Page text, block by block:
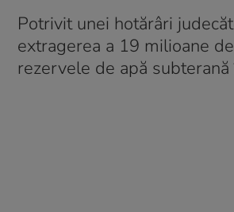
Potrivit unei hotărâri
extragerea a 19 milioane
rezervele de apă subterană